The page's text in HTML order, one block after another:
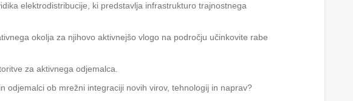
elektrodistribucije, ki predstavlja infrastrukturo trajnostnega
okolja za njihovo aktivnejšo vlogo na področju učinkovite rabe
za aktivnega odjemalca.
odjemalci ob mrežni integraciji novih virov, tehnologij in naprav?